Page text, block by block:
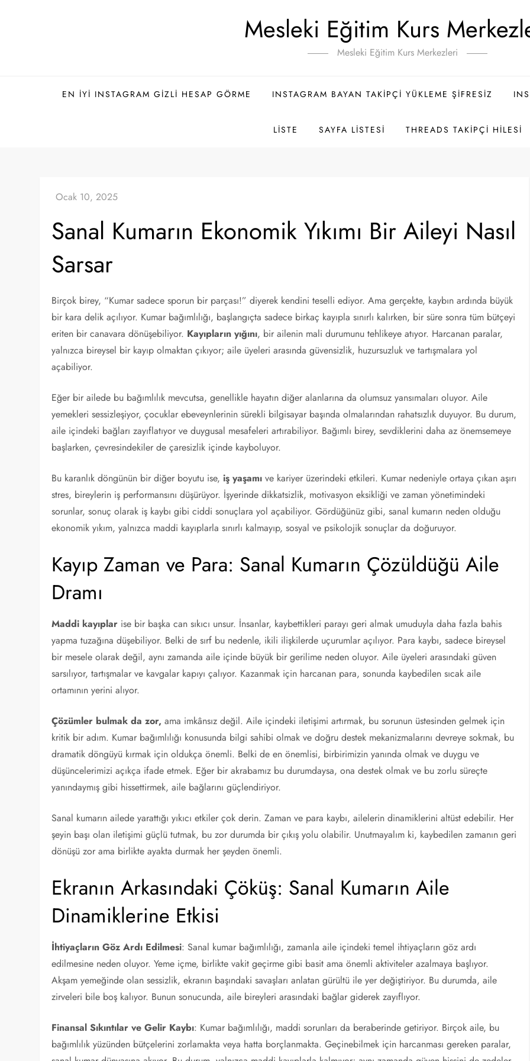
Mesleki Eğitim Kurs
Mesleki Eğitim Kurs Merkezleri
EN İYI INSTAGRAM GIZLI HESAP GÖRME INSTAGRAM BAYAN TAKIPÇI YÜKLEME ŞIFRESIZ
LISTE SAYFA LISTESI THREADS TAKIPÇI HILESI
Sanal Kumarın Ekonomik Yıkımı Bir Aileyi Nasıl
Sarsar
Birçok birey, “Kumar sadece sporun bir parçası!” diyerek kendini teselli ediyor. Ama gerçekte, kaybın ardında büyük
bir kara delik açılıyor. Kumar bağımlılığı, başlangıçta sadece birkaç kayıpla sınırlı kalırken, bir süre sonra tüm bütçeyi
eriten bir canavara dönüşebiliyor. Kayıpların yığını, bir ailenin mali durumunu tehlikeye atıyor. Harcanan paralar,
yalnızca bireysel bir kayıp olmaktan çıkıyor; aile üyeleri arasında güvensizlik, huzursuzluk ve tartışmalara yol
açabiliyor.
Eğer bir ailede bu bağımlılık mevcutsa, genellikle hayatın diğer alanlarına da olumsuz yansımaları oluyor. Aile
yemekleri sessizleşiyor, çocuklar ebeveynlerinin sürekli bilgisayar başında olmalarından rahatsızlık duyuyor. Bu durum,
aile içindeki bağları zayıflatıyor ve duygusal mesafeleri artırabiliyor. Bağımlı birey, sevdiklerini daha az önemsemeye
başlarken, çevresindekiler de çaresizlik içinde kayboluyor.
Bu karanlık döngünün bir diğer boyutu ise, iş yaşamı ve kariyer üzerindeki etkileri. Kumar nedeniyle ortaya çıkan aşırı
stres, bireylerin iş performansını düşürüyor. İşyerinde dikkatsizlik, motivasyon eksikliği ve zaman yönetimindeki
sorunlar, sonuç olarak iş kaybı gibi ciddi sonuçlara yol açabiliyor. Gördüğünüz gibi, sanal kumarın neden olduğu
ekonomik yıkım, yalnızca maddi kayıplarla sınırlı kalmayıp, sosyal ve psikolojik sonuçlar da doğuruyor.
Kayıp Zaman ve Para: Sanal Kumarın Çözüldüğü Aile
Dramı
Maddi kayıplar ise bir başka can sıkıcı unsur. İnsanlar, kaybettikleri parayı geri almak umuduyla daha fazla bahis
yapma tuzağına düşebiliyor. Belki de sırf bu nedenle, ikili ilişkilerde uçurumlar açılıyor. Para kaybı, sadece bireysel
bir mesele olarak değil, aynı zamanda aile içinde büyük bir gerilime neden oluyor. Aile üyeleri arasındaki güven
sarsılıyor, tartışmalar ve kavgalar kapıyı çalıyor. Kazanmak için harcanan para, sonunda kaybedilen sıcak aile
ortamının yerini alıyor.
Çözümler bulmak da zor, ama imkânsız değil. Aile içindeki iletişimi artırmak, bu sorunun üstesinden gelmek için
kritik bir adım. Kumar bağımlılığı konusunda bilgi sahibi olmak ve doğru destek mekanizmalarını devreye sokmak, bu
dramatik döngüyü kırmak için oldukça önemli. Belki de en önemlisi, birbirimizin yanında olmak ve duygu ve
düşüncelerimizi açıkça ifade etmek. Eğer bir akrabamız bu durumdaysa, ona destek olmak ve bu zorlu süreçte
yanındaymış gibi hissettirmek, aile bağlarını güçlendiriyor.
Sanal kumarın ailede yarattığı yıkıcı etkiler çok derin. Zaman ve para kaybı, ailelerin dinamiklerini altüst edebilir. Her
şeyin başı olan iletişimi güçlü tutmak, bu zor durumda bir çıkış yolu olabilir. Unutmayalım ki, kaybedilen zamanın geri
dönüşü zor ama birlikte ayakta durmak her şeyden önemli.
Ekranın Arkasındaki Çöküş: Sanal Kumarın Aile
Dinamiklerine Etkisi
İhtiyaçların Göz Ardı Edilmesi: Sanal kumar bağımlılığı, zamanla aile içindeki temel ihtiyaçların göz ardı
edilmesine neden oluyor. Yeme içme, birlikte vakit geçirme gibi basit ama önemli aktiviteler azalmaya başlıyor.
Akşam yemeğinde olan sessizlik, ekranın başındaki savaşları anlatan gürültü ile yer değiştiriyor. Bu durumda, aile
zirveleri bile boş kalıyor. Bunun sonucunda, aile bireyleri arasındaki bağlar giderek zayıflıyor.
Finansal Sıkıntılar ve Gelir Kaybı: Kumar bağımlılığı, maddi sorunları da beraberinde getiriyor. Birçok aile, bu
bağımlılık yüzünden bütçelerini zorlamakta veya hatta borçlanmakta. Geçinebilmek için harcanması gereken paralar,